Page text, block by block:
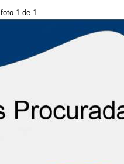
foto 1 de 1